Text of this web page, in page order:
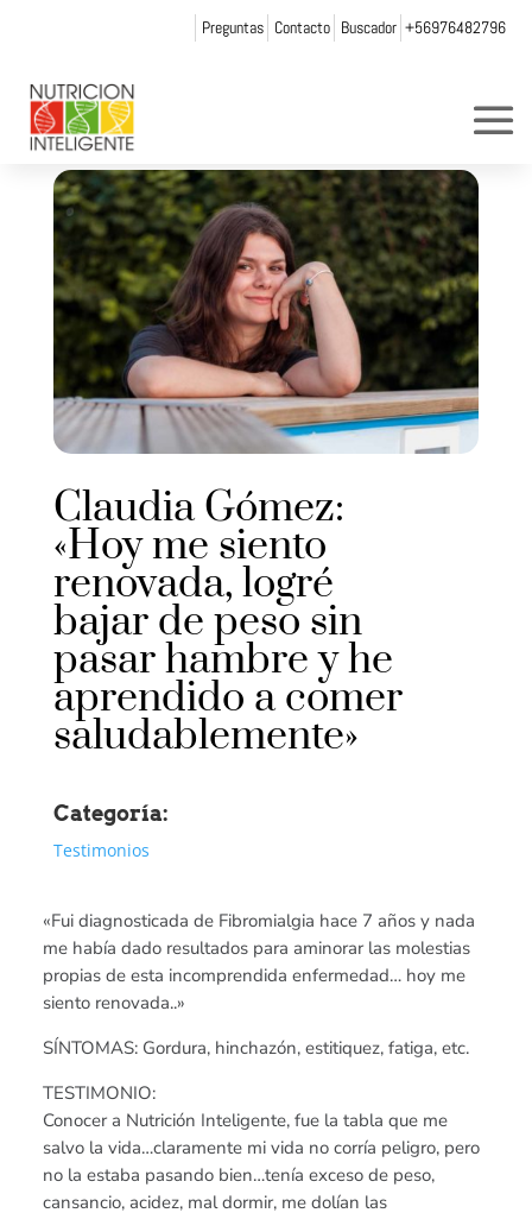
Preguntas Contacto Buscador +56976482796
Claudia Gómez:
«Hoy me siento
renovada, logré
bajar de peso sin
pasar hambre y he
aprendido a comer
saludablemente»
Categoría:
Testimonios
«Fui diagnosticada de Fibromialgia hace 7 años y nada
me había dado resultados para aminorar las molestias
propias de esta incomprendida enfermedad… hoy me
siento renovada..»
SÍNTOMAS: Gordura, hinchazón, estitiquez, fatiga, etc.
TESTIMONIO:
Conocer a Nutrición Inteligente, fue la tabla que me
salvo la vida…claramente mi vida no corría peligro, pero
no la estaba pasando bien…tenía exceso de peso,
cansancio, acidez, mal dormir, me dolían las